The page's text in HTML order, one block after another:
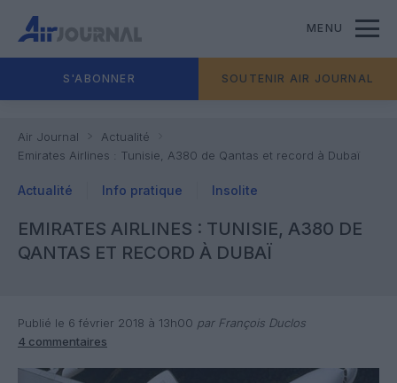
MENU
S'ABONNER SOUTENIR AIR JOURNAL
Air Journal
Actualité
Emirates Airlines : Tunisie, A380 de Qantas et record à Dubaï
Actualité Info pratique Insolite
EMIRATES AIRLINES : TUNISIE, A380 DE
QANTAS ET RECORD À DUBAÏ
Publié le 6 février 2018 à 13h00 par François Duclos
4 commentaires